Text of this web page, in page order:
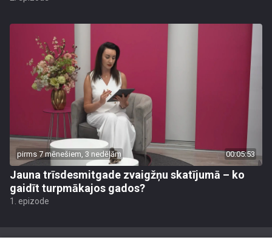
pirms 7 mēnešiem, 3 nedēļām 00:05:53
Jauna trīsdesmitgade zvaigžņu skatījumā – ko
gaidīt turpmākajos gados?
1. epizode